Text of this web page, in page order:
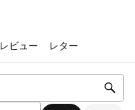
レビュー レター